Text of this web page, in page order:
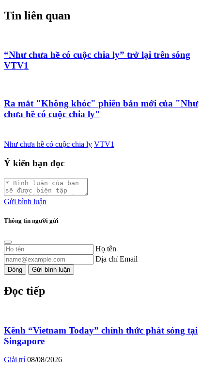
Tin liên quan
“Như chưa hề có cuộc chia ly” trở lại trên sóng
VTV1
Ra mắt "Không khóc" phiên bản mới của "Như
chưa hề có cuộc chia ly"
Như chưa hề có cuộc chia ly VTV1
Ý kiến bạn đọc
Gửi bình luận
Thông tin người gửi
Họ tên
Địa chỉ Email
Đóng Gửi bình luận
Đọc tiếp
Kênh “Vietnam Today” chính thức phát sóng tại
Singapore
Giải trí 08/08/2026